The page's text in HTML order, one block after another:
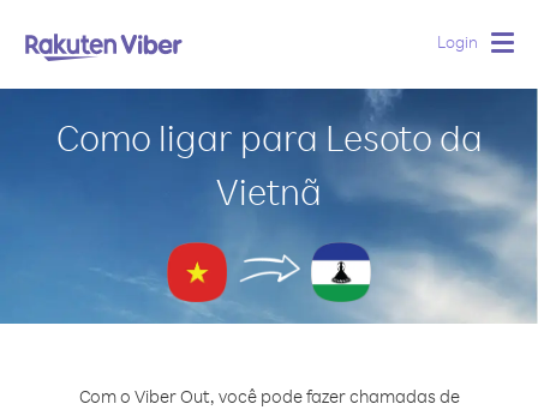
Login
Como ligar para Lesoto da
Vietnã
Com o Viber Out, você pode fazer chamadas de